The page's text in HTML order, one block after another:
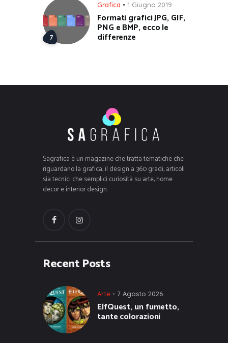
Grafica 1 Giugno 2019
Formati grafici JPG, GIF,
PNG e BMP, ecco le
differenze
Sagrafica è un magazine che tratta tematiche che
riguardano la grafica, il design a 360 gradi, articoli
sia tecnici che semplici curiosità su arte, home
decor e interior design.
Recent Posts
Arte 7 Agosto 2026
ElfQuest, un fumetto,
tante colorazioni